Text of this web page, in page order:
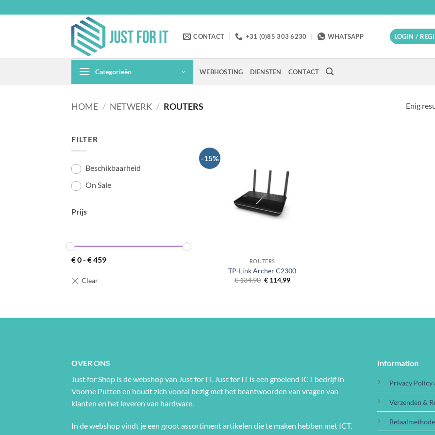
naar
CONTACT +31 (0)85 303 6230 WHATSAPP LOGIN /
Categorieën WEBHOSTING DIENSTEN CONTACT
HOME / NETWERK / ROUTERS Enig
FILTER
Beschikbaarheid
On Sale
Prijs
€0- €459
-15%
ROUTERS
TP-Link Archer C2300
€134,90 Oorspronkelijke
€114,99Huidige
OVER ONS
Just for Shop is de webshop van Just for IT. Just for IT is een groeiend ICT bedrijf in
Voorne Putten en houdt zich vooral bezig met het beantwoorden van vragen van
klanten en het leveren van hardware.
In de webshop vindt je een groot assortiment artikelen die te maken hebben met ICT.
Information
Privacy Policy
Verzenden &